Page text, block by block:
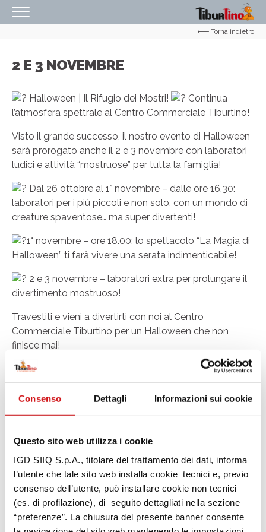
Consenso Dettagli Informazioni sui cookie
Questo sito web utilizza i cookie
IGD SIIQ S.p.A., titolare del trattamento dei dati, informa
l’utente che tale sito web installa cookie tecnici e, previo
consenso dell’utente, può installare cookie non tecnici
(es. di profilazione), di seguito dettagliati nella sezione
“preferenze”. La chiusura del presente banner consente
IL CENTRO
COME RAGGIUNGERCI
NEGOZI
IL TUO BUSINESS AL CENTRO
CONTATTI
Torna indietro
2 e 3 Novembre
2 E 3 NOVEMBRE
Halloween | Il Rifugio dei Mostri!
Continua
l’atmosfera spettrale al Centro Commerciale Tiburtino!
Visto il grande successo, il nostro evento di Halloween
sarà prorogato anche il 2 e 3 novembre con laboratori
ludici e attività “mostruose” per tutta la famiglia!
Dal 26 ottobre al 1° novembre – dalle ore 16.30:
laboratori per i più piccoli e non solo, con un mondo di
creature spaventose… ma super divertenti!
1° novembre – ore 18.00: lo spettacolo “La Magia di
Halloween” ti farà vivere una serata indimenticabile!
2 e 3 novembre – laboratori extra per prolungare il
divertimento mostruoso!
Travestiti e vieni a divertirti con noi al Centro
Commerciale Tiburtino per un Halloween che non
finisce mai!
Guidonia Montecelio (RM) – Via Tiburtina Km
20.500